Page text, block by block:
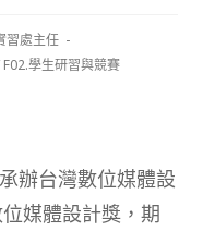
習處主任
F02.學生研習與競賽
辦台灣數位媒體設
媒體設計獎，期